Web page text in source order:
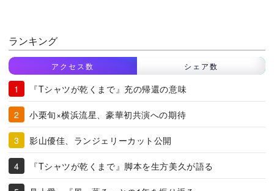
ランキング
アクセス数 シェア数
『Tシャツが乾くまで』充の帰還の意味
小栗旬×横浜流星、豪華初共演への期待
影山優佳、ランジェリーカット公開
『Tシャツが乾くまで』脚本を生方美久が語る